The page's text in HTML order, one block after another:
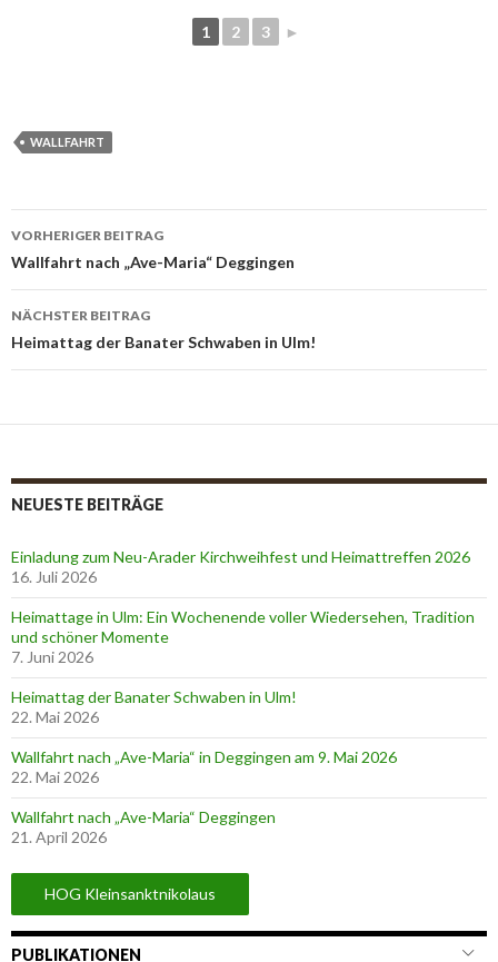
1 2 3 ►
WALLFAHRT
Beitrags-
Navigation
VORHERIGER BEITRAG
Wallfahrt nach „Ave-Maria“ Deggingen
NÄCHSTER BEITRAG
Heimattag der Banater Schwaben in Ulm!
NEUESTE BEITRÄGE
Einladung zum Neu-Arader Kirchweihfest und Heimattreffen 2026
16. Juli 2026
Heimattage in Ulm: Ein Wochenende voller Wiedersehen, Tradition
und schöner Momente
7. Juni 2026
Heimattag der Banater Schwaben in Ulm!
22. Mai 2026
Wallfahrt nach „Ave-Maria“ in Deggingen am 9. Mai 2026
22. Mai 2026
Wallfahrt nach „Ave-Maria“ Deggingen
21. April 2026
HOG Kleinsanktnikolaus
PUBLIKATIONEN